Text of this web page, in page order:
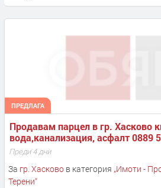
ПРЕДЛАГА
Продавам парцел в гр. Хасково
вода,канализация, асфалт 0889
Преди 4 дни
За гр. Хасковов категория „Имоти -
Терени“